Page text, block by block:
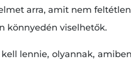
arra, amit nem
könnyedén viselhetők.
lennie, olyannak,